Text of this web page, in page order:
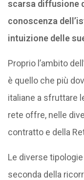
scarsa diffusione
conoscenza
intuizione delle
Proprio l’ambito
è quello che più
italiane a sfruttare
rete offre, nelle
contratto e della
Le diverse
seconda della